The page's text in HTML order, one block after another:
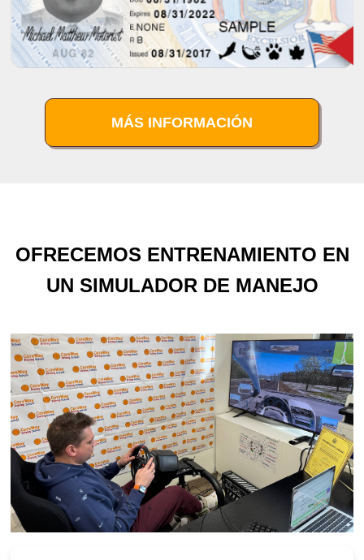
MÁS INFORMACIÓN
OFRECEMOS ENTRENAMIENTO EN
UN SIMULADOR DE MANEJO